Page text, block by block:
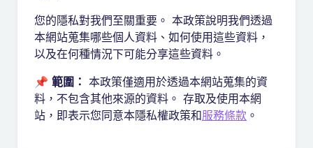
您的隱私對我們至關重要。 本政策說明我們透過
本網站蒐集哪些個人資料、如何使用這些資料，
以及在何種情況下可能分享這些資料。
📌 範圍： 本政策僅適用於透過本網站蒐集的資
料，不包含其他來源的資料。 存取及使用本網
站，即表示您同意本隱私權政策和服務條款 。